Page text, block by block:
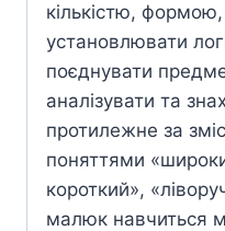
кількістю,
установлювати
поєднувати
аналізувати та
протилежне за
поняттями
короткий»,
малюк навчиться